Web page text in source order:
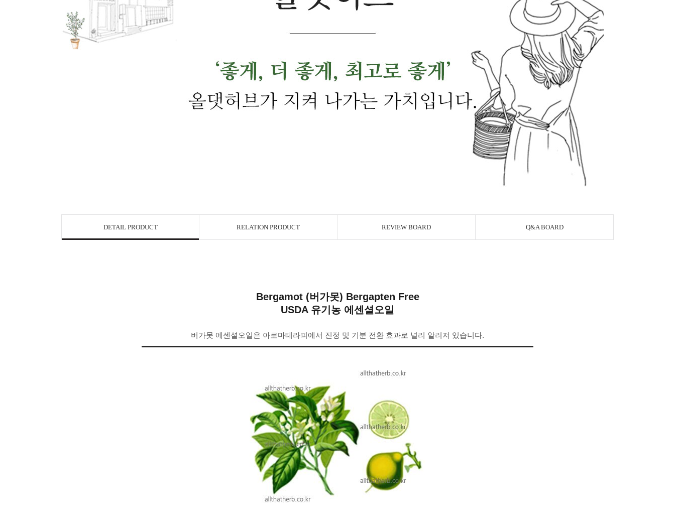
DETAIL PRODUCT RELATION PRODUCT REVIEW BOARD Q&A BOARD
Bergamot (버가못) Bergapten Free
USDA 유기농 에센셜오일
버가못 에센셜오일은 아로마테라피에서 진정 및 기분 전환 효과로 널리 알려져 있습니다.